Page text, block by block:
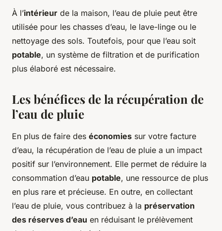
À l’intérieur de la maison, l’eau de pluie peut être
utilisée pour les chasses d’eau, le lave-linge ou le
nettoyage des sols. Toutefois, pour que l’eau soit
potable, un système de filtration et de purification
plus élaboré est nécessaire.
Les bénéfices de la récupération de
l’eau de pluie
En plus de faire des économies sur votre facture
d’eau, la récupération de l’eau de pluie a un impact
positif sur l’environnement. Elle permet de réduire la
consommation d’eau potable, une ressource de plus
en plus rare et précieuse. En outre, en collectant
l’eau de pluie, vous contribuez à la préservation
des réserves d’eau en réduisant le prélèvement